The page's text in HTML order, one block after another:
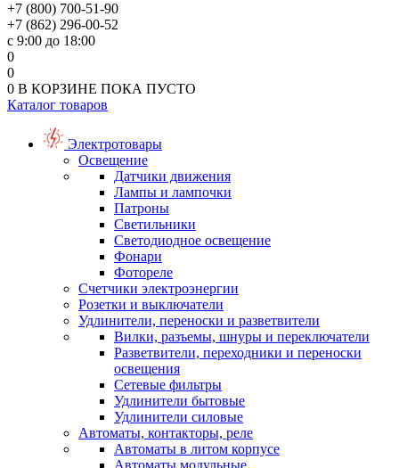
+7 (800) 700-51-90
+7 (862) 296-00-52
с 9:00 до 18:00
0
0
0 В КОРЗИНЕ ПОКА ПУСТО
Каталог товаров
Электротовары
Освещение
Датчики движения
Лампы и лампочки
Патроны
Светильники
Светодиодное освещение
Фонари
Фотореле
Счетчики электроэнергии
Розетки и выключатели
Удлинители, переноски и разветвители
Вилки, разъемы, шнуры и переключатели
Разветвители, переходники и переноски
освещения
Сетевые фильтры
Удлинители бытовые
Удлинители силовые
Автоматы, контакторы, реле
Автоматы в литом корпусе
Автоматы модульные